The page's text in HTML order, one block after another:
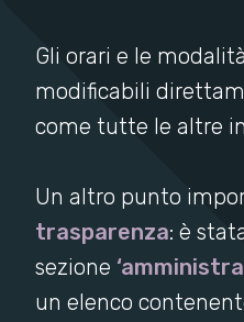
Gli orari e le
modificabili
come tutte le altre
Un altro punto
trasparenza: è
sezione
un elenco